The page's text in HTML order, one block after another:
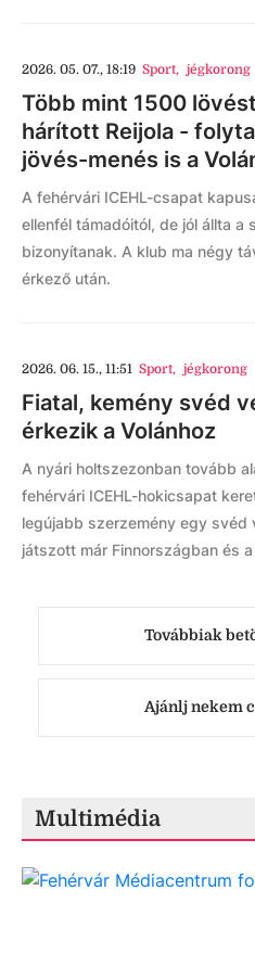
2026. 05. 07., 18:19 Sport, jégkorong
Több mint 1500 lövést
hárított Reijola -
jövés-menés is a
A fehérvári ICEHL-csapat
ellenfél támadóitól, de jól állta a
bizonyítanak. A klub ma négy
érkező után.
2026. 06. 15., 11:51 Sport, jégkorong
Fiatal, kemény svéd
érkezik a Volánhoz
A nyári holtszezonban tovább
fehérvári ICEHL-hokicsapat
legújabb szerzemény egy svéd
játszott már Finnországban és
Továbbiak
Ajánlj nekem
Multimédia